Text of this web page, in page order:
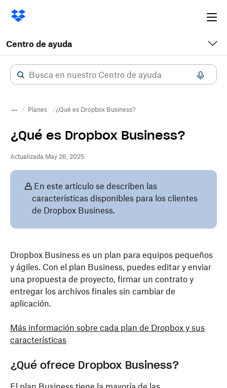
Centro de ayuda
Planes ¿Qué es Dropbox Business?
¿Qué es Dropbox Business?
Actualizada May 26, 2025
En este artículo se describen las
características disponibles para los clientes
de Dropbox Business.
Dropbox Business es un plan para equipos pequeños
y ágiles. Con el plan Business, puedes editar y enviar
una propuesta de proyecto, firmar un contrato y
entregar los archivos finales sin cambiar de
aplicación.
Más información sobre cada plan de Dropbox y sus
características
¿Qué ofrece Dropbox Business?